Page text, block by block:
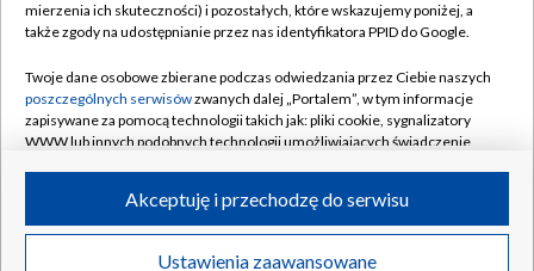
Naziemna Telewizja Cyfrowa
Rada Programowa
System NOS
Informacje o nadawcy
Program dla prasy
Pomoc
Kontakt
Kanały
©2026 Telewizja Polska S.A. w likwidacji
mierzenia ich skuteczności) i pozostałych, które wskazujemy poniżej, a
także zgody na udostępnianie przez nas identyfikatora PPID do Google.
Twoje dane osobowe zbierane podczas odwiedzania przez Ciebie naszych
poszczególnych serwisówzwanych dalej „Portalem”, w tym informacje
zapisywane za pomocą technologii takich jak: pliki cookie, sygnalizatory
WWW lub innych podobnych technologii umożliwiających świadczenie
ruchu w Internecie.
Twoje dane osobowe zbierane podczas odwiedzania przez Ciebie
Ustawienia zaawansowane
Akceptuję i przechodzę do serwisu